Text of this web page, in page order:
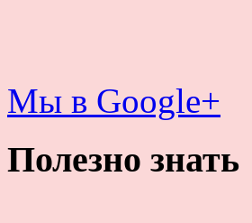
Мы в Google+
Полезно знать